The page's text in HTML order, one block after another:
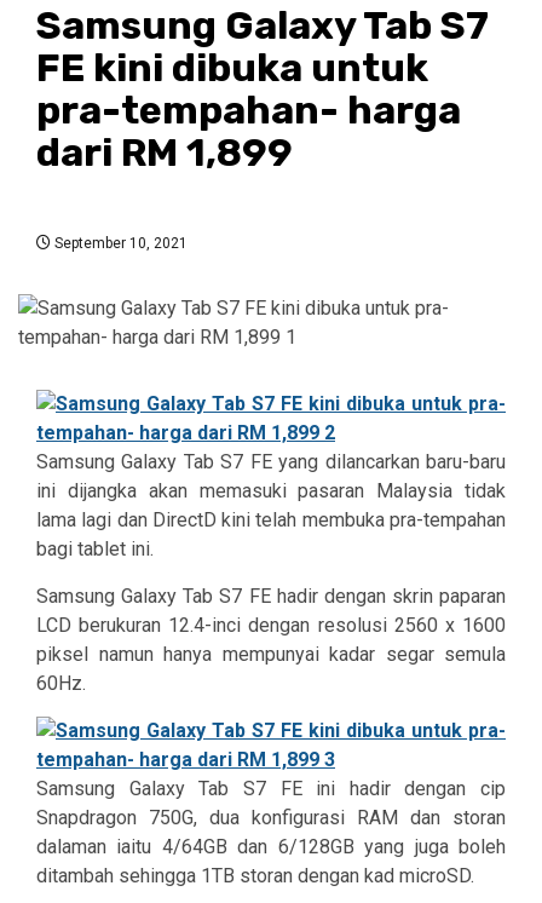
Samsung Galaxy Tab S7
FE kini dibuka untuk
pra-tempahan- harga
dari RM 1,899
September 10, 2021
Samsung Galaxy Tab S7 FE yang dilancarkan baru-baru
ini dijangka akan memasuki pasaran Malaysia tidak
lama lagi dan DirectD kini telah membuka pra-tempahan
bagi tablet ini.
Samsung Galaxy Tab S7 FE hadir dengan skrin paparan
LCD berukuran 12.4-inci dengan resolusi 2560 x 1600
piksel namun hanya mempunyai kadar segar semula
60Hz.
Samsung Galaxy Tab S7 FE ini hadir dengan cip
Snapdragon 750G, dua konfigurasi RAM dan storan
dalaman iaitu 4/64GB dan 6/128GB yang juga boleh
ditambah sehingga 1TB storan dengan kad microSD.